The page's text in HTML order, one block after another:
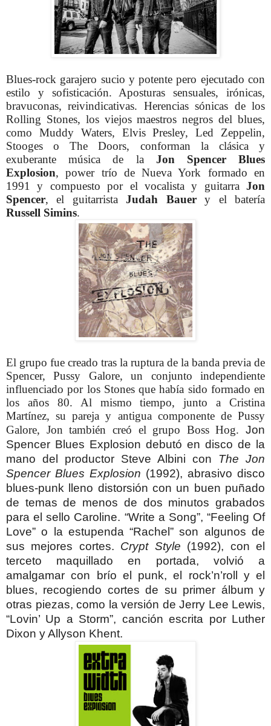
Blues-rock garajero sucio y potente pero ejecutado con
estilo y sofisticación. Aposturas sensuales, irónicas,
bravuconas, reivindicativas. Herencias sónicas de los
Rolling Stones, los viejos maestros negros del blues,
como Muddy Waters, Elvis Presley, Led Zeppelin,
Stooges o The Doors, conforman la clásica y
exuberante música de la Jon Spencer Blues
Explosion, power trío de Nueva York formado en
1991 y compuesto por el vocalista y guitarra Jon
Spencer, el guitarristaJudah Bauery el batería
Russell Simins.
El grupo fue creado tras la ruptura de la banda previa de
Spencer, Pussy Galore, un conjunto independiente
influenciado por los Stones que había sido formado en
los años 80. Al mismo tiempo, junto a Cristina
Martínez, su pareja y antigua componente de Pussy
Galore, Jon también creó el grupo Boss Hog. Jon
Spencer Blues Explosion debutó en disco de la
mano del productor Steve Albini con The Jon
Spencer Blues Explosion (1992), abrasivo disco
blues-punk lleno distorsión con un buen puñado
de temas de menos de dos minutos grabados
para el sello Caroline. “Write a Song”, “Feeling Of
Love” o la estupenda “Rachel” son algunos de
sus mejores cortes. Crypt Style (1992), con el
terceto maquillado en portada, volvió a
amalgamar con brío el punk, el rock’n’roll y el
blues, recogiendo cortes de su primer álbum y
otras piezas, como la versión de Jerry Lee Lewis,
“Lovin’ Up a Storm”, canción escrita por Luther
Dixon y Allyson Khent.